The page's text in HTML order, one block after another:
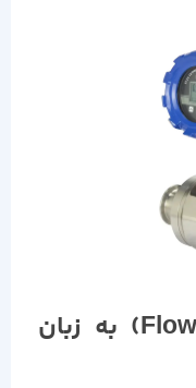
تعریف فلومتر (Flow Meter) به زبان